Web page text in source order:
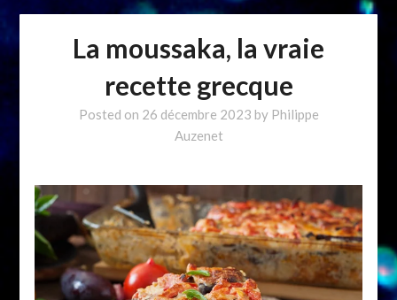
La moussaka, la vraie
recette grecque
Posted on 26 décembre 2023 by Philippe
Auzenet